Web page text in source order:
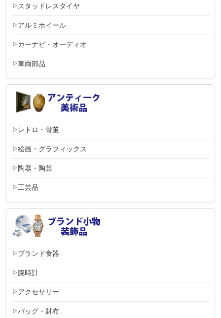
スタッドレスタイヤ
アルミホイール
カーナビ・オーディオ
車両部品
レトロ・骨董
絵画・グラフィックス
陶器・陶芸
工芸品
ブランド食器
腕時計
アクセサリー
バッグ・財布